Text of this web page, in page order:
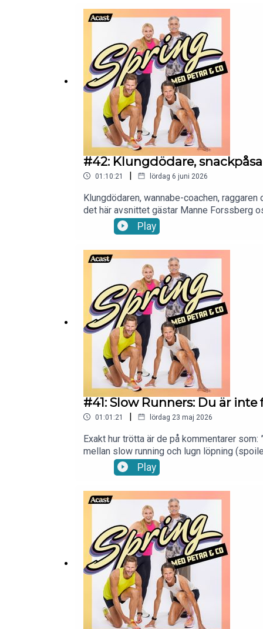
medier:Instagram: https://
Petra:Instagram: https://
petra.manstrom@gmail.com så snackar vi
#42: Klungdödare,
01:10:21 | lördag 6 juni 2026
Klungdödaren, wannabe-coachen,
det här avsnittet gästar Manne Forssberg
betyder samma sak för alla. Han ger
en singeljogg och Rune om
medier:Instagram: https://
Petra:Instagram: https://
petra.manstrom@gmail.com så snackar vi
Play
#41: Slow Runners: Du är
01:01:21 | lördag 23 maj 2026
Exakt hur trötta är de på kommentarer
mellan slow running och lugn löpning
träffar vi Greta och Piero från Slow
om alla missuppfattningar kring ”lugnt
löpningen börjar: inte i jakten på
underskattade tempo – det där alla
medier:Instagram: https://
Petra:Instagram: https://
petra.manstrom@gmail.com så snackar vi
Play